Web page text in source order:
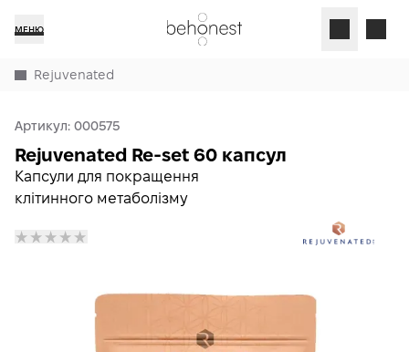
МЕНЮ
Rejuvenated
Артикул: 000575
Капсули для покращення
клітинного метаболізму
Rejuvenated Re-set 60 капсул